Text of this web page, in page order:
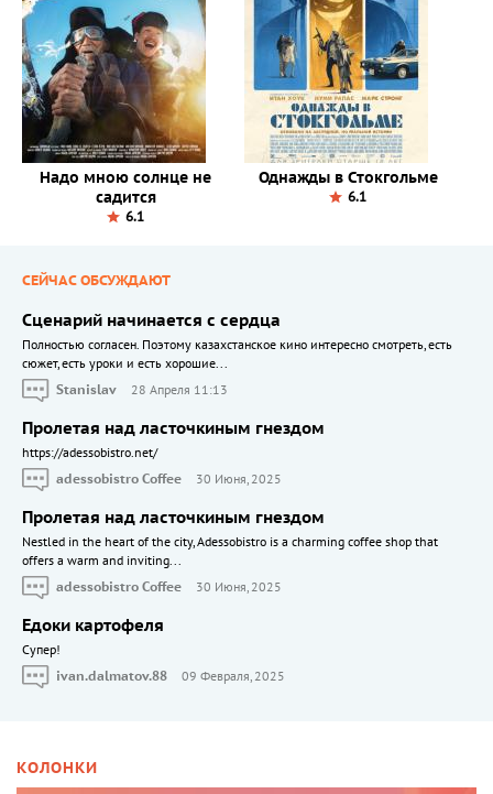
Надо мною солнце не
садится
6.1
Однажды в Стокгольме
6.1
СЕЙЧАС ОБСУЖДАЮТ
Сценарий начинается с сердца
Полностью согласен. Поэтому казахстанское кино интересно смотреть, есть
сюжет, есть уроки и есть хорошие...
Stanislav
28 Апреля 11:13
Пролетая над ласточкиным гнездом
https://adessobistro.net/
adessobistro Coffee
30 Июня, 2025
Пролетая над ласточкиным гнездом
Nestled in the heart of the city, Adessobistro is a charming coffee shop that
offers a warm and inviting...
adessobistro Coffee
30 Июня, 2025
Едоки картофеля
Cупер!
ivan.dalmatov.88
09 Февраля, 2025
КОЛОНКИ